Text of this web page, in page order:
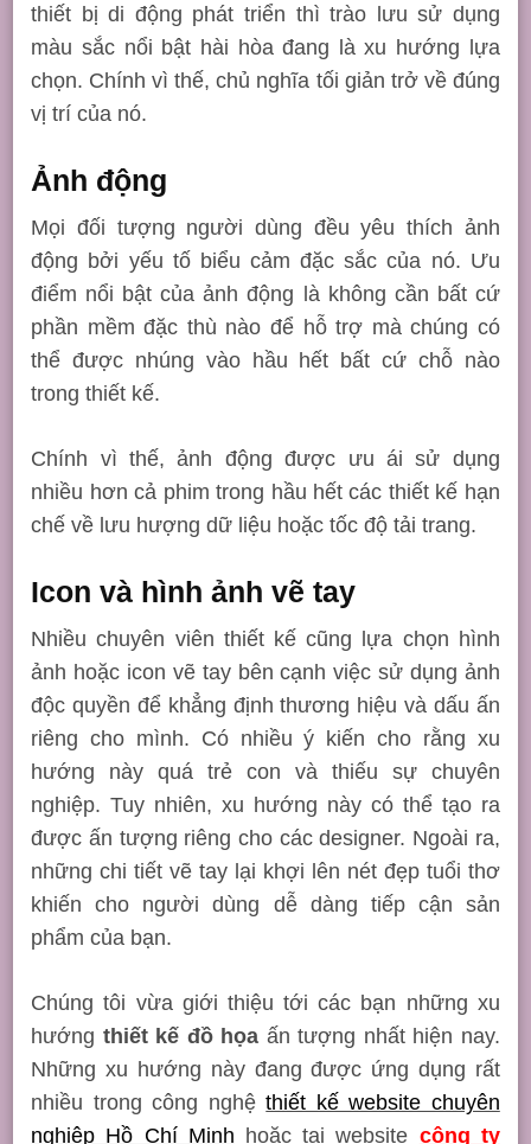
thiết bị di động phát triển thì trào lưu sử dụng
màu sắc nổi bật hài hòa đang là xu hướng lựa
chọn. Chính vì thế, chủ nghĩa tối giản trở về đúng
vị trí của nó.
Ảnh động
Mọi đối tượng người dùng đều yêu thích ảnh
động bởi yếu tố biểu cảm đặc sắc của nó. Ưu
điểm nổi bật của ảnh động là không cần bất cứ
phần mềm đặc thù nào để hỗ trợ mà chúng có
thể được nhúng vào hầu hết bất cứ chỗ nào
trong thiết kế.
Chính vì thế, ảnh động được ưu ái sử dụng
nhiều hơn cả phim trong hầu hết các thiết kế hạn
chế về lưu hượng dữ liệu hoặc tốc độ tải trang.
Icon và hình ảnh vẽ tay
Nhiều chuyên viên thiết kế cũng lựa chọn hình
ảnh hoặc icon vẽ tay bên cạnh việc sử dụng ảnh
độc quyền để khẳng định thương hiệu và dấu ấn
riêng cho mình. Có nhiều ý kiến cho rằng xu
hướng này quá trẻ con và thiếu sự chuyên
nghiệp. Tuy nhiên, xu hướng này có thể tạo ra
được ấn tượng riêng cho các designer. Ngoài ra,
những chi tiết vẽ tay lại khợi lên nét đẹp tuổi thơ
khiến cho người dùng dễ dàng tiếp cận sản
phẩm của bạn.
Chúng tôi vừa giới thiệu tới các bạn những xu
hướng thiết kế đồ họa ấn tượng nhất hiện nay.
Những xu hướng này đang được ứng dụng rất
nhiều trong công nghệthiết kế website chuyên
nghiệp Hồ Chí Minh hoặc tại website công ty